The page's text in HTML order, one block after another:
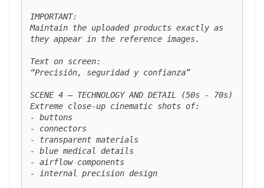
IMPORTANT:
Maintain the uploaded products exactly as
they appear in the reference images.
Text on screen:
“Precisión, seguridad y confianza”
SCENE 4 — TECHNOLOGY AND DETAIL (50s - 70s)
Extreme close-up cinematic shots of:
- buttons
- connectors
- transparent materials
- blue medical details
- airflow components
- internal precision design